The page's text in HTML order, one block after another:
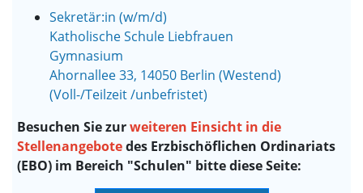
Sekretär:in (w/m/d)
Katholische Schule Liebfrauen
Gymnasium
Ahornallee 33, 14050 Berlin (Westend)
(Voll-/Teilzeit /unbefristet)
Besuchen Sie zurweiteren Einsicht in die
Stellenangebotedes Erzbischöflichen Ordinariats
(EBO) im Bereich "Schulen" bitte diese Seite: